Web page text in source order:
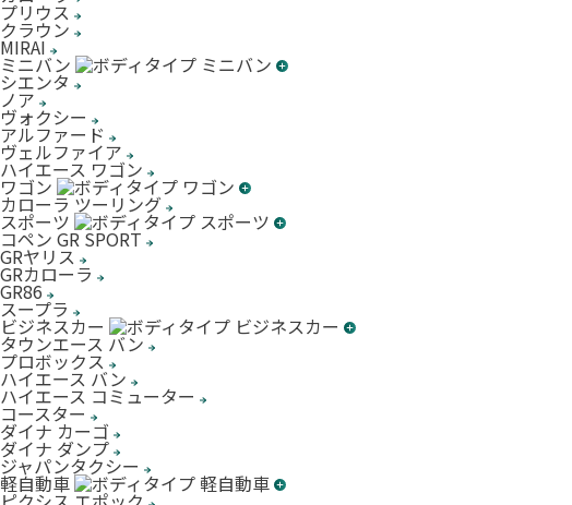
プリウス
クラウン
MIRAI
ミニバン
シエンタ
ノア
ヴォクシー
アルファード
ヴェルファイア
ハイエース ワゴン
ワゴン
カローラ ツーリング
スポーツ
コペン GR SPORT
GRヤリス
GRカローラ
GR86
スープラ
ビジネスカー
タウンエース バン
プロボックス
ハイエース バン
ハイエース コミューター
コースター
ダイナ カーゴ
ダイナ ダンプ
ジャパンタクシー
軽自動車